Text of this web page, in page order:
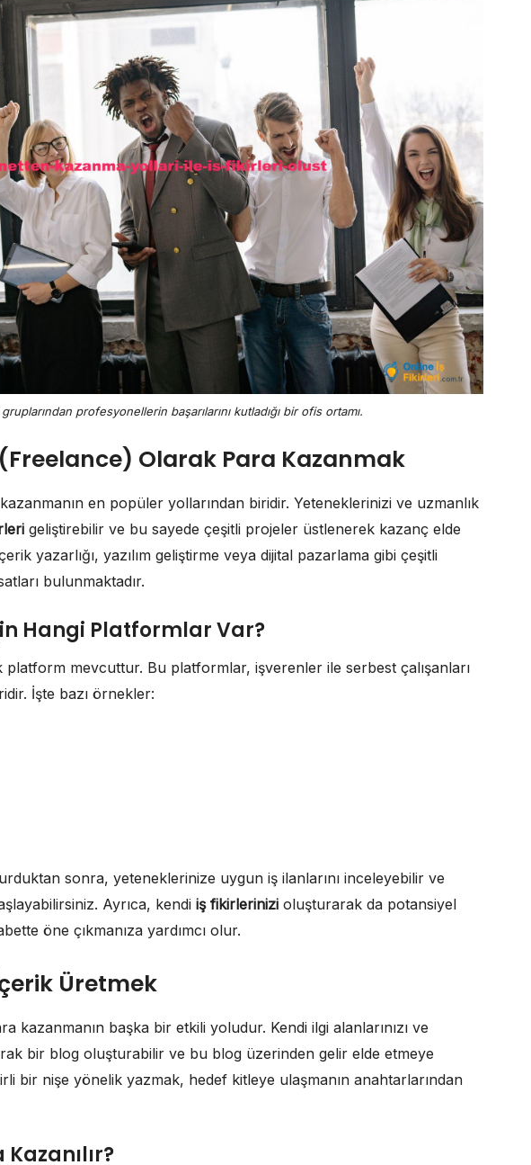
profesyonellerin başarılarını kutladığı bir ofis ortamı.
Olarak Para Kazanmak
en popüler yollarından biridir. Yeteneklerinizi ve uzmanlık
geliştirebilir ve bu sayede çeşitli projeler üstlenerek kazanç elde
yazarlığı, yazılım geliştirme veya dijital pazarlama gibi çeşitli
bulunmaktadır.
Hangi Platformlar Var?
platform mevcuttur. Bu platformlar, işverenler ile serbest çalışanları
İşte bazı örnekler:
sonra, yeteneklerinize uygun iş ilanlarını inceleyebilir ve
Ayrıca, kendi iş fikirlerinizi oluşturarak da potansiyel
öne çıkmanıza yardımcı olur.
Üretmek
kazanmanın başka bir etkili yoludur. Kendi ilgi alanlarınızı ve
bir blog oluşturabilir ve bu blog üzerinden gelir elde etmeye
bir nişe yönelik yazmak, hedef kitleye ulaşmanın anahtarlarından